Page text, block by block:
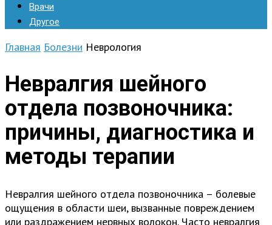
Врачи
Другое
Главная Болезни Неврология
Невралгия шейного
отдела позвоночника:
причины, диагностика и
методы терапии
Невралгия шейного отдела позвоночника – болевые
ощущения в области шеи, вызванные повреждением
или раздражением нервных волокон. Часто невралгия